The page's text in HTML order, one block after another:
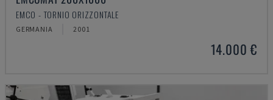
EMCO - TORNIO ORIZZONTALE
GERMANIA 2001
14.000 €